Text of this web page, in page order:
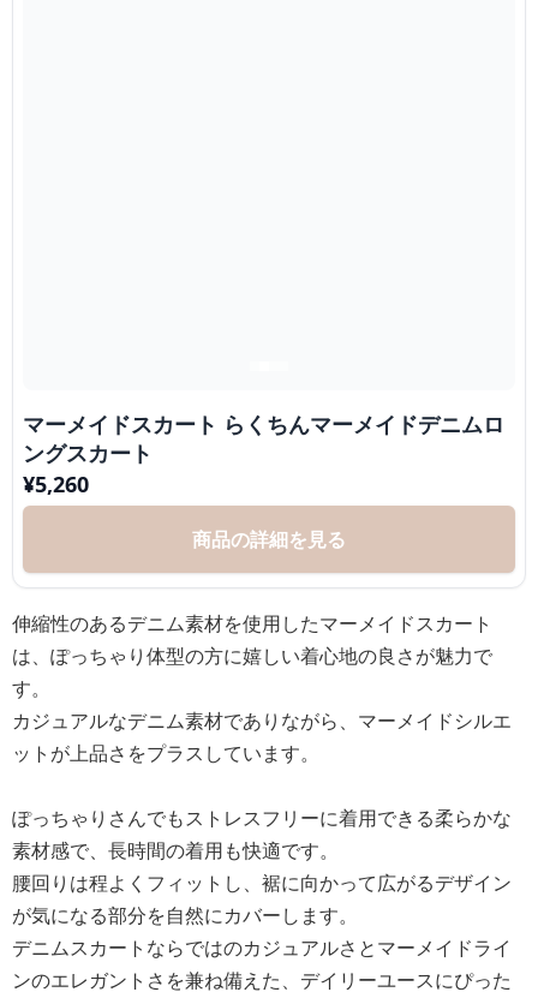
マーメイドスカート らくちんマーメイドデニムロ
ングスカート
¥5,260
商品の詳細を見る
伸縮性のあるデニム素材を使用したマーメイドスカート
は、ぽっちゃり体型の方に嬉しい着心地の良さが魅力で
す。
カジュアルなデニム素材でありながら、マーメイドシルエ
ットが上品さをプラスしています。
ぽっちゃりさんでもストレスフリーに着用できる柔らかな
素材感で、長時間の着用も快適です。
腰回りは程よくフィットし、裾に向かって広がるデザイン
が気になる部分を自然にカバーします。
デニムスカートならではのカジュアルさとマーメイドライ
ンのエレガントさを兼ね備えた、デイリーユースにぴった